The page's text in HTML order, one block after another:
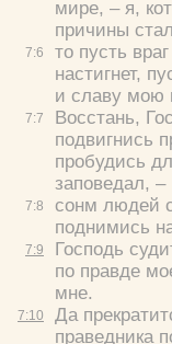
7:6
7:7
7:8
7:9
7:10
мире, – я,
причины
то пусть
настигнет,
и славу мою
Восстань,
подвигнись
пробудись
заповедал, –
сонм людей
поднимись
Господь
по правде
мне.
Да
праведника